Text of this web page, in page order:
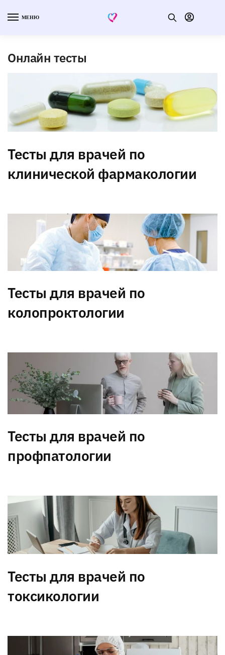
МЕНЮ
Онлайн тесты
Тесты для врачей по
клинической фармакологии
Тесты для врачей по
колопроктологии
Тесты для врачей по
профпатологии
Тесты для врачей по
токсикологии